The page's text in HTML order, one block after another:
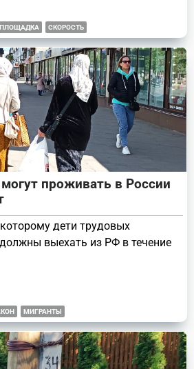
ПЛОЩАДКА СКОРОСТЬ
проживать в России
дети трудовых
выехать из РФ в течение
МИГРАНТЫ